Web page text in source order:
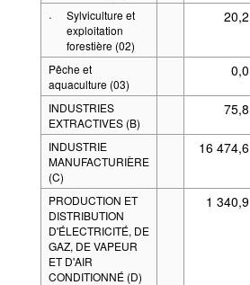
·
Sylviculture et
exploitation
forestière (02)
20,2
Pêche et
aquaculture (03)
0,0
INDUSTRIES
EXTRACTIVES (B)
75,8
INDUSTRIE
MANUFACTURIÈRE
(C)
16 474,6
PRODUCTION ET
DISTRIBUTION
D'ÉLECTRICITÉ, DE
GAZ, DE VAPEUR
ET D'AIR
CONDITIONNÉ (D)
1 340,9